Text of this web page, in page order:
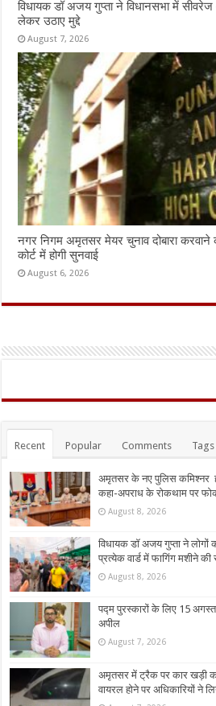
विधायक डॉ अजय गुप्ता ने विधानसभा में
लेकर उठाए मुद्दे
August 7, 2026
नगर निगम अमृतसर मेयर चुनाव दोबारा
कोर्ट में होगी सुनवाई
August 6, 2026
Recent Popular Comments Tags
अमृतसर के नए पुलिस कमिश्नर
कहा-अपराध के रोकथाम पर
August 8, 2026
विधायक डॉ अजय गुप्ता ने लोगों
प्रत्येक वार्ड में फागिंग मशीने की
August 8, 2026
पद्म पुरस्कारों के लिए 15
अपील
August 7, 2026
अमृतसर में ट्रैक पर कार खड़ी
वायरल होने पर अधिकारियों ने